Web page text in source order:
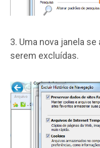
3. Uma nova janela
serem excluídas.